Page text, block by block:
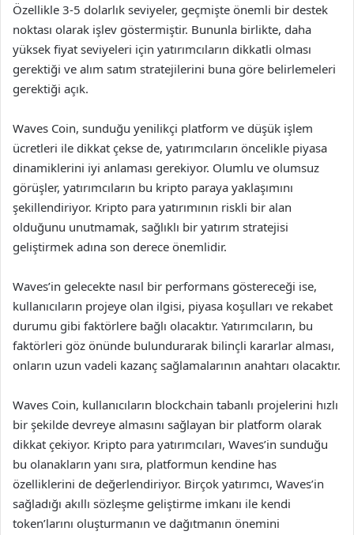
Özellikle 3-5 dolarlık seviyeler, geçmişte önemli bir destek
noktası olarak işlev göstermiştir. Bununla birlikte, daha
yüksek fiyat seviyeleri için yatırımcıların dikkatli olması
gerektiği ve alım satım stratejilerini buna göre belirlemeleri
gerektiği açık.
Waves Coin, sunduğu yenilikçi platform ve düşük işlem
ücretleri ile dikkat çekse de, yatırımcıların öncelikle piyasa
dinamiklerini iyi anlaması gerekiyor. Olumlu ve olumsuz
görüşler, yatırımcıların bu kripto paraya yaklaşımını
şekillendiriyor. Kripto para yatırımının riskli bir alan
olduğunu unutmamak, sağlıklı bir yatırım stratejisi
geliştirmek adına son derece önemlidir.
Waves’in gelecekte nasıl bir performans göstereceği ise,
kullanıcıların projeye olan ilgisi, piyasa koşulları ve rekabet
durumu gibi faktörlere bağlı olacaktır. Yatırımcıların, bu
faktörleri göz önünde bulundurarak bilinçli kararlar alması,
onların uzun vadeli kazanç sağlamalarının anahtarı olacaktır.
Waves Coin, kullanıcıların blockchain tabanlı projelerini hızlı
bir şekilde devreye almasını sağlayan bir platform olarak
dikkat çekiyor. Kripto para yatırımcıları, Waves’in sunduğu
bu olanakların yanı sıra, platformun kendine has
özelliklerini de değerlendiriyor. Birçok yatırımcı, Waves’in
sağladığı akıllı sözleşme geliştirme imkanı ile kendi
token’larını oluşturmanın ve dağıtmanın önemini